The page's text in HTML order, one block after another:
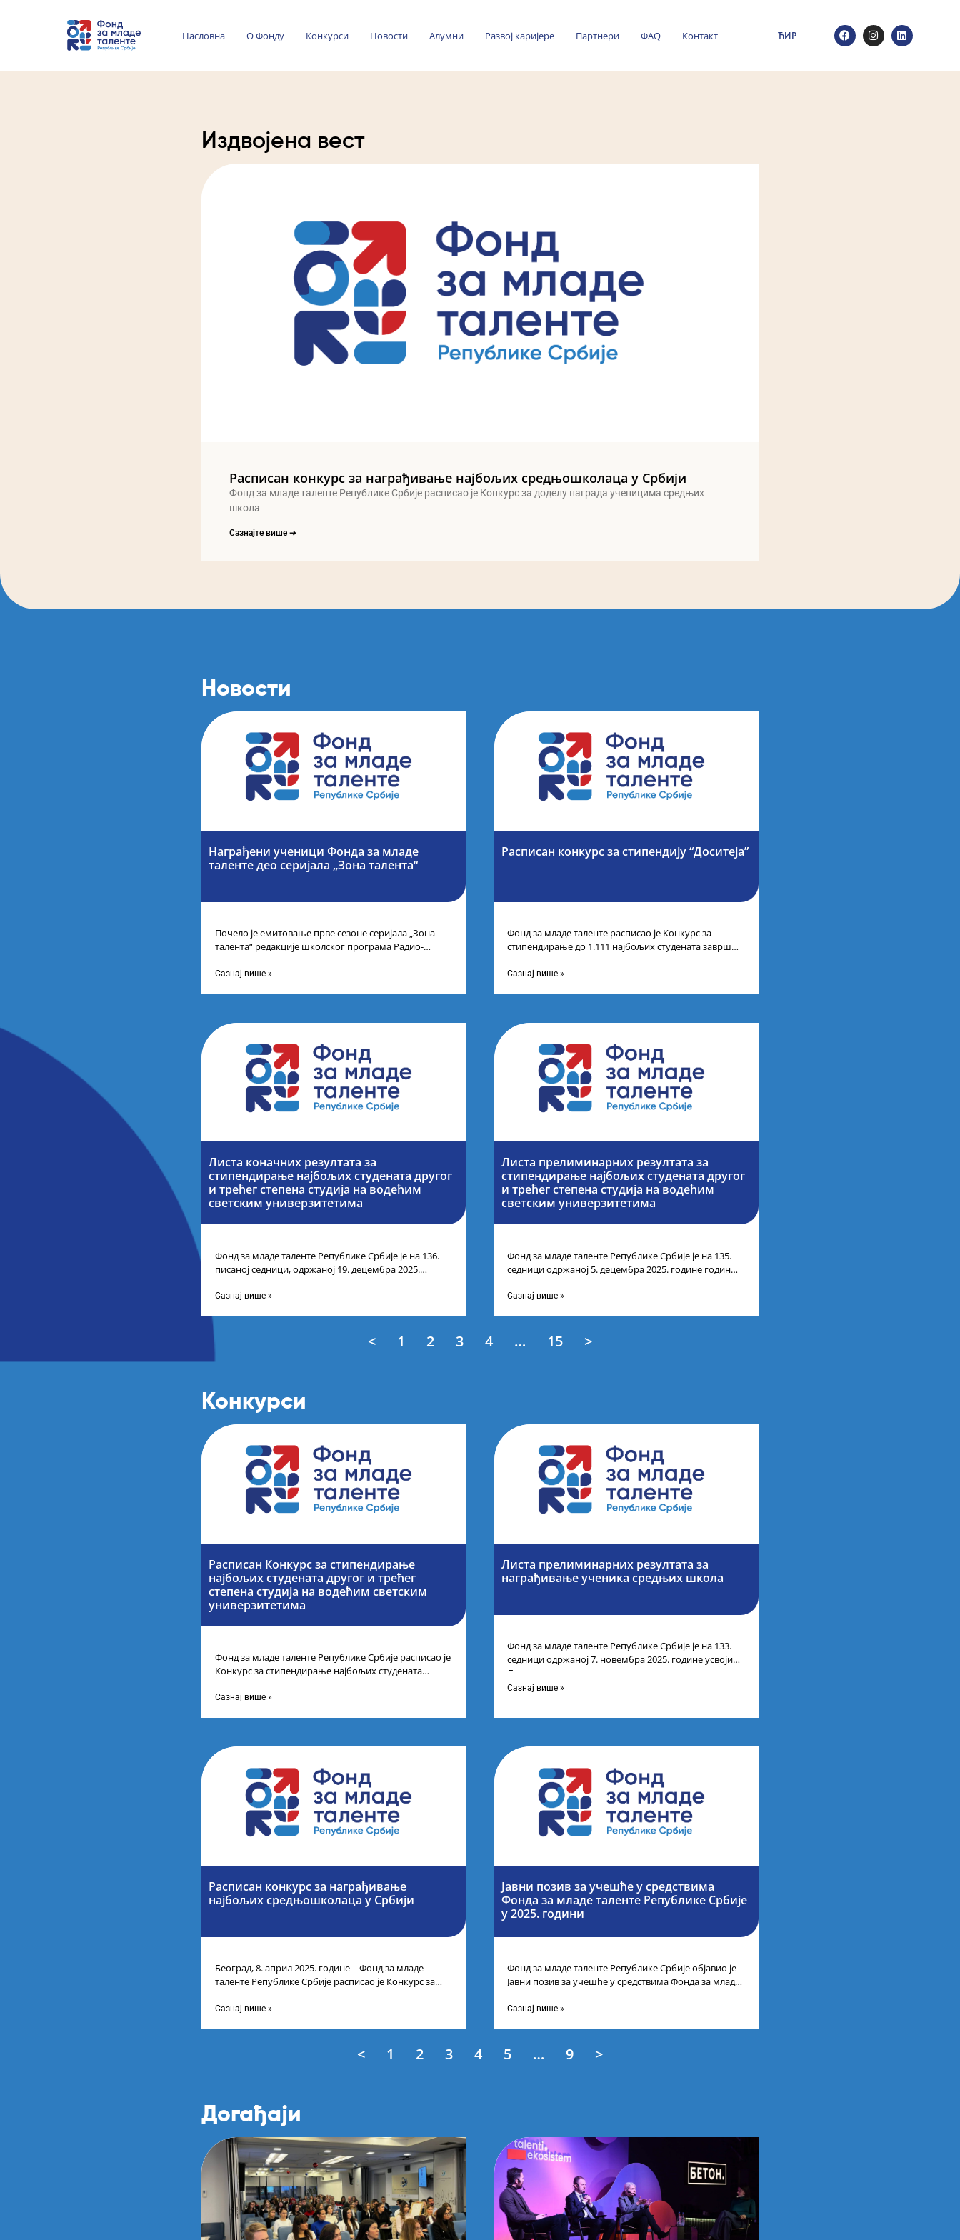
Насловна О Фонду Конкурси Новости Алумни Развој каријере Партнери ФАQ Контакт ЋИР
Издвојена вест
Расписан конкурс за награђивање најбољих средњошколаца у Србији
Фонд за младе таленте Републике Србије расписао је Конкурс за доделу награда ученицима средњих
школа
Сазнајте више ➔
Новости
Награђени ученици Фонда за младе
таленте део серијала „Зона талента“
Почело је емитовање прве сезоне серијала „Зона
талента“ редакције школског програма Радио-
каналу
Сазнај више »
Расписан конкурс за стипендију “Доситеја”
Фонд за младе таленте расписао је Конкурс за
стипендирање до 1.111 најбољих студената завршне
Сазнај више »
Листа коначних резултата за
стипендирање најбољих студената другог
и трећег степена студија на водећим
светским универзитетима
Фонд за младе таленте Републике Србије је на 136.
писаној седници, одржаној 19. децембра 2025.
Сазнај више »
Листа прелиминарних резултата за
стипендирање најбољих студената другог
и трећег степена студија на водећим
светским универзитетима
Фонд за младе таленте Републике Србије је на 135.
седници одржаној 5. децембра 2025. године године
Сазнај више »
< 1 2 3 4 … 15 >
Конкурси
Расписан Конкурс за стипендирање
најбољих студената другог и трећег
степена студија на водећим светским
универзитетима
Фонд за младе таленте Републике Србије расписао је
Конкурс за стипендирање најбољих студената
Сазнај више »
Листа прелиминарних резултата за
награђивање ученика средњих школа
Фонд за младе таленте Републике Србије је на 133.
седници одржаној 7. новембра 2025. године усвојио
Листу прелиминарних резултата по
Сазнај више »
Расписан конкурс за награђивање
најбољих средњошколаца у Србији
Београд, 8. април 2025. године – Фонд за младе
таленте Републике Србије расписао је Конкурс за
Сазнај више »
Јавни позив за учешће у средствима
Фонда за младе таленте Републике Србије
у 2025. години
Фонд за младе таленте Републике Србије објавио је
Јавни позив за учешће у средствима Фонда за младе
Сазнај више »
< 1 2 3 4 5 … 9 >
Догађаји